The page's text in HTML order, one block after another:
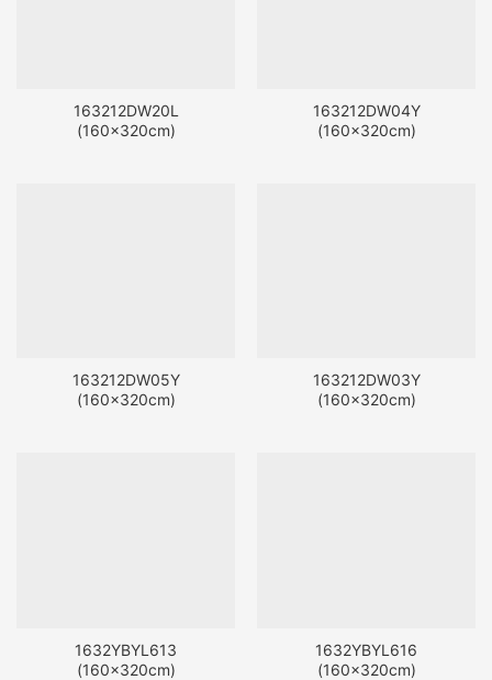
163212DW20L
(160x320cm)
163212DW04Y
(160x320cm)
163212DW05Y
(160x320cm)
163212DW03Y
(160x320cm)
1632YBYL613
(160x320cm)
1632YBYL616
(160x320cm)